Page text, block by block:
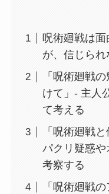
呪術廻戦は
が、信じられ
「呪術廻戦
けて」- 主人
て考える
「呪術廻戦
パクリ疑惑
考察する
「呪術廻戦